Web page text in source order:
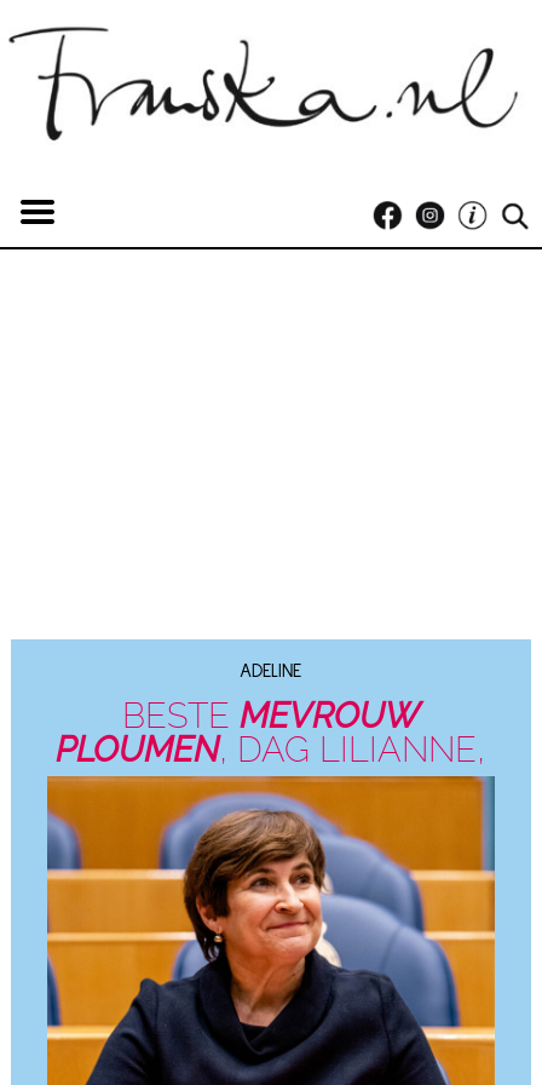
ADELINE
BESTE MEVROUW
PLOUMEN, DAG LILIANNE,